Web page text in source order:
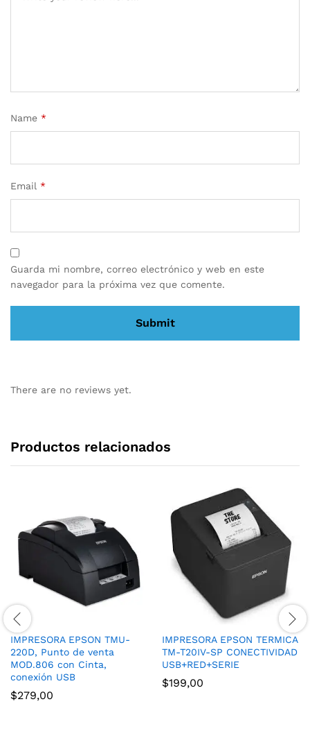
Name *
Email *
Guarda mi nombre, correo electrónico y web en este
navegador para la próxima vez que comente.
There are no reviews yet.
Productos relacionados
IMPRESORA EPSON TMU-
220D, Punto de venta
MOD.806 con Cinta,
conexión USB
$279,00
IMPRESORA EPSON TERMICA
TM-T20IV-SP CONECTIVIDAD
USB+RED+SERIE
$199,00